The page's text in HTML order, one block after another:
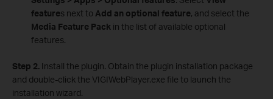
features next to Add an optional feature, and select the
Media Feature Pack in the list of available optional
features.
Step 2. Install the plugin. Obtain the plugin installation package
and double-click the VIGIWebPlayer.exe file to launch the
installation wizard.